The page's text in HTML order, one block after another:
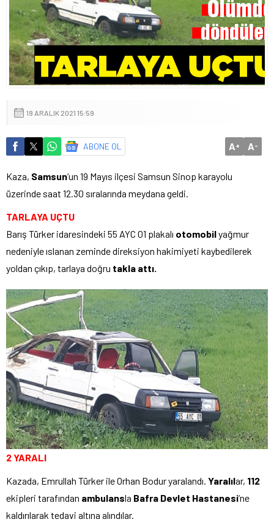
19 ARALIK 2021 15:59
ABONE OL A+ A-
Kaza, Samsun‘un 19 Mayıs ilçesi Samsun Sinop karayolu
üzerinde saat 12.30 sıralarında meydana geldi.
TARLAYA UÇTU
Barış Türker idaresindeki 55 AYC 01 plakalı otomobilyağmur
nedeniyle ıslanan zeminde direksiyon hakimiyeti kaybedilerek
yoldan çıkıp, tarlaya doğru takla attı.
2 YARALI
Kazada, Emrullah Türker ile Orhan Bodur yaralandı. Yaralılar, 112
ekipleri tarafından ambulansla Bafra Devlet Hastanesi‘ne
kaldırılarak tedavi altına alındılar.